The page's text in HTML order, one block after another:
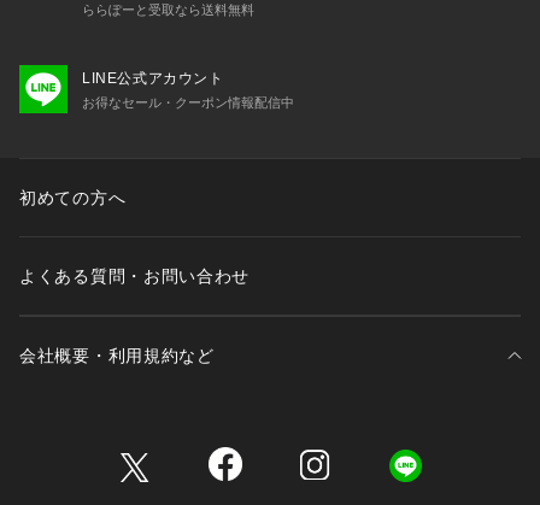
ららぽーと受取なら送料無料
LINE公式アカウント
お得なセール・クーポン情報配信中
初めての方へ
よくある質問・お問い合わせ
会社概要・利用規約など